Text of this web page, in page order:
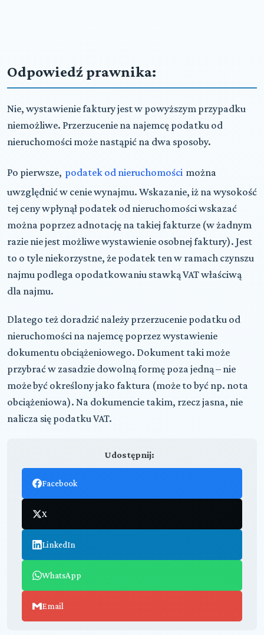
Odpowiedź prawnika:
Nie, wystawienie faktury jest w powyższym przypadku
niemożliwe. Przerzucenie na najemcę podatku od
nieruchomości może nastąpić na dwa sposoby.
Po pierwsze, podatek od nieruchomości można
uwzględnić w cenie wynajmu. Wskazanie, iż na wysokość
tej ceny wpłynął podatek od nieruchomości wskazać
można poprzez adnotację na takiej fakturze (w żadnym
razie nie jest możliwe wystawienie osobnej faktury). Jest
to o tyle niekorzystne, że podatek ten w ramach czynszu
najmu podlega opodatkowaniu stawką VAT właściwą
dla najmu.
Dlatego też doradzić należy przerzucenie podatku od
nieruchomości na najemcę poprzez wystawienie
dokumentu obciążeniowego. Dokument taki może
przybrać w zasadzie dowolną formę poza jedną – nie
może być określony jako faktura (może to być np. nota
obciążeniowa). Na dokumencie takim, rzecz jasna, nie
nalicza się podatku VAT.
Udostępnij:
Facebook
X
LinkedIn
WhatsApp
Email